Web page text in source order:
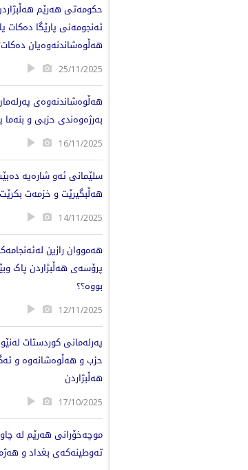
حكومەتی هەرێم
ئەنجومەنی پارێگا دەكات
هەڵوەشاندنەوەیان
25/11/2025
هەڵوەشاندنەوەی
بەرژەوەندی حزبی و بنەما
16/11/2025
سلێمانی ئەو شارەیە
هەڵبگیرێت و خزمەت بكرێت
14/11/2025
هەمووان رازین
پرۆسەی هەڵبژاردن پاک
بووە؟؟
12/11/2025
پەرلەمانی كوردستات
حزب و هەڵوەشانەوە و
هەڵبژاردن
17/10/2025
موچەخۆرانی هەرێم لە
تەوطینەكەی بغداد و